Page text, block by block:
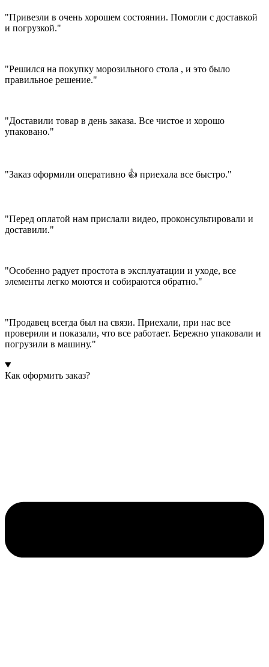
"Привезли в очень хорошем состоянии. Помогли с доставкой
и погрузкой."
"Решился на покупку морозильного стола , и это было
правильное решение."
"Доставили товар в день заказа. Все чистое и хорошо
упаковано."
"Заказ оформили оперативно 👍 приехала все быстро."
"Перед оплатой нам прислали видео, проконсультировали и
доставили."
"Особенно радует простота в эксплуатации и уходе, все
элементы легко моются и собираются обратно."
"Продавец всегда был на связи. Приехали, при нас все
проверили и показали, что все работает. Бережно упаковали и
погрузили в машину."
Как оформить заказ?